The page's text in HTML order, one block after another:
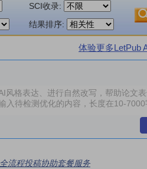
SCI收录:
结果排序:
体验更多LetPub
全流程投稿协助套餐服务